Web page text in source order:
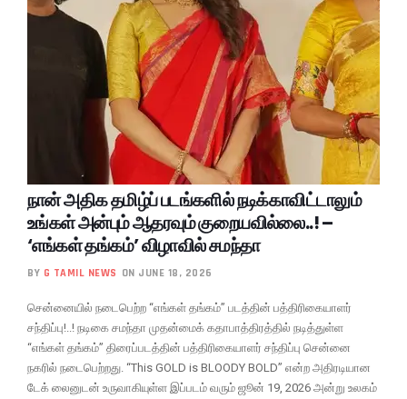
நான் அதிக தமிழ்ப் படங்களில் நடிக்காவிட்டாலும்
உங்கள் அன்பும் ஆதரவும் குறையவில்லை..! –
‘எங்கள் தங்கம்’ விழாவில் சமந்தா
BY G TAMIL NEWS ON JUNE 18, 2026
சென்னையில் நடைபெற்ற “எங்கள் தங்கம்” படத்தின் பத்திரிகையாளர்
சந்திப்பு!..! நடிகை சமந்தா முதன்மைக் கதாபாத்திரத்தில் நடித்துள்ள
“எங்கள் தங்கம்” திரைப்படத்தின் பத்திரிகையாளர் சந்திப்பு சென்னை
நகரில் நடைபெற்றது. “This GOLD is BLOODY BOLD” என்ற அதிரடியான
டேக் லைனுடன் உருவாகியுள்ள இப்படம் வரும் ஜூன் 19, 2026 அன்று உலகம்